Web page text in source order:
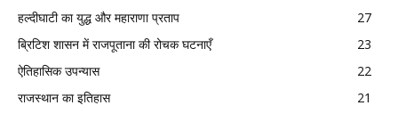
हल्दीघाटी का युद्ध और महाराणा प्रताप
27
ब्रिटिश शासन में राजपूताना की रोचक घटनाएँ
23
ऐतिहासिक उपन्यास
22
राजस्थान का इतिहास
21